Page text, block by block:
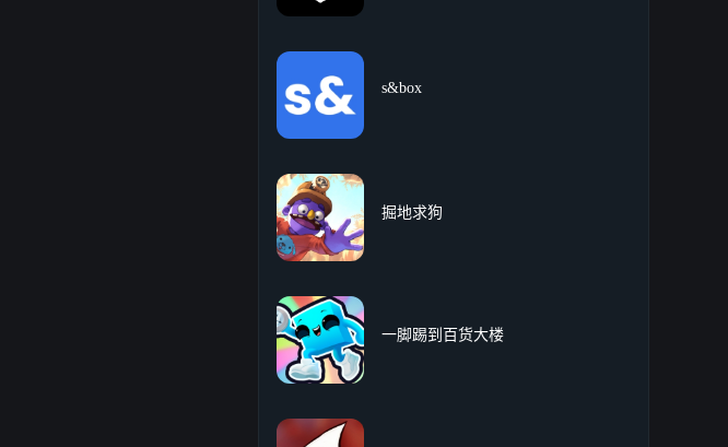
s&box
掘地求狗
一脚踢到百货大楼